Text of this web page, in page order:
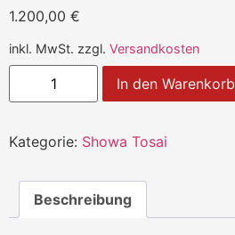
1.200,00 €
inkl. MwSt. zzgl. Versandkosten
In den Warenkorb
Kategorie: Showa Tosai
Beschreibung